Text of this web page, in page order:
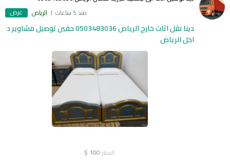
منذ 5 ساعات
الرياض عرض
دينا نقل اثاث خارج الرياض 0503483036 حقين توصيل مشاوير د
اخل الرياض
السعر 100
$